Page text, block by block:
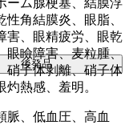
ーム腺梗塞、結膜浮
角結膜炎、眼脂、
害、眼精疲労、眼乾
眼瞼障害、麦粒腫、
硝子体剥離、硝子体
熱感、羞明。
、低血圧、高血
後発品